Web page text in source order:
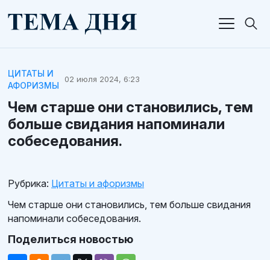
ЦИТАТЫ И
АФОРИЗМЫ
02 июля 2024, 6:23
Чем старше они становились, тем
больше свидания напоминали
собеседования.
Рубрика: Цитаты и афоризмы
Чем старше они становились, тем больше свидания
напоминали собеседования.
Поделиться новостью